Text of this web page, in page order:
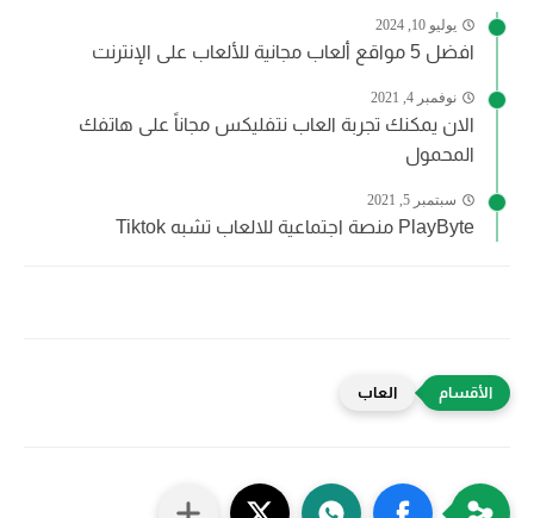
يوليو 10, 2024
افضل 5 مواقع ألعاب مجانية للألعاب على الإنترنت
نوفمبر 4, 2021
الان يمكنك تجربة العاب نتفليكس مجاناً على هاتفك
المحمول
سبتمبر 5, 2021
PlayByte منصة اجتماعية للالعاب تشبه Tiktok
العاب